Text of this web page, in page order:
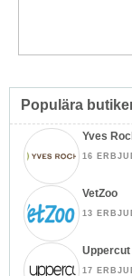
Populära
Yves
16
VetZoo
13
Uppercut
17